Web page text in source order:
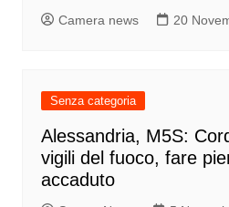
Camera news 20
Senza categoria
Alessandria, M5S:
vigili del fuoco, fare
accaduto